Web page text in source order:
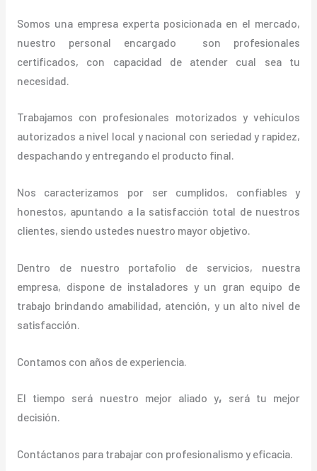
Somos una empresa experta posicionada en el mercado,
nuestro personal encargado son profesionales
certificados, con capacidad de atender cual sea tu
necesidad.
Trabajamos con profesionales motorizados y vehículos
autorizados a nivel local y nacional con seriedad y rapidez,
despachando y entregando el producto final.
Nos caracterizamos por ser cumplidos, confiables y
honestos, apuntando a la satisfacción total de nuestros
clientes, siendo ustedes nuestro mayor objetivo.
Dentro de nuestro portafolio de servicios, nuestra
empresa, dispone de instaladores y un gran equipo de
trabajo brindando amabilidad, atención, y un alto nivel de
satisfacción.
Contamos con años de experiencia.
El tiempo será nuestro mejor aliado y, será tu mejor
decisión.
Contáctanos para trabajar con profesionalismo y eficacia.